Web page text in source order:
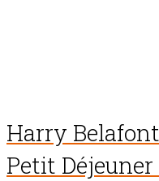
Harry
Petit Déjeuner